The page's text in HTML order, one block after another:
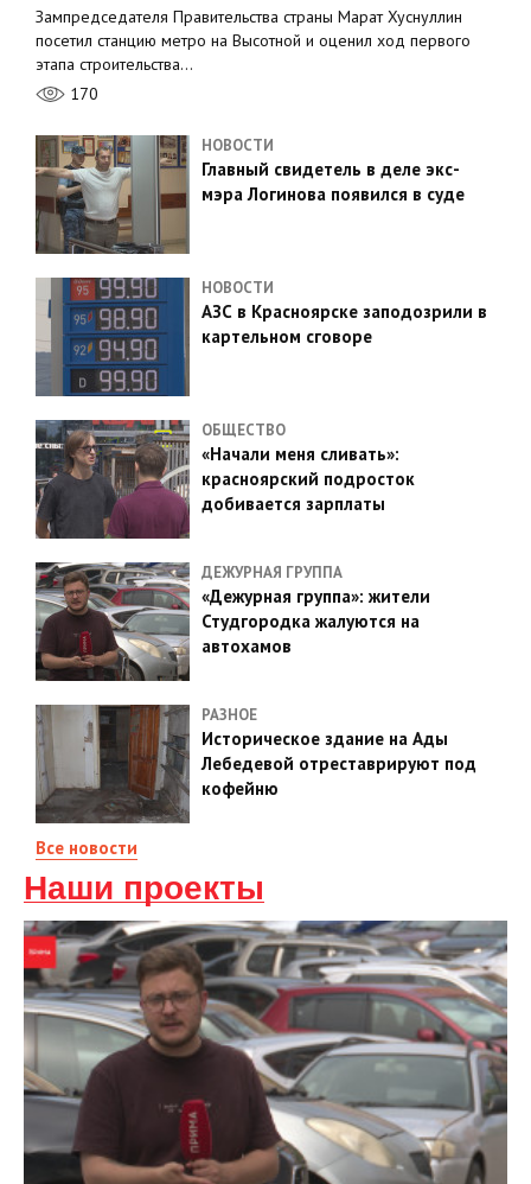
Зампредседателя Правительства страны Марат Хуснуллин
посетил станцию метро на Высотной и оценил ход первого
этапа строительства…
170
НОВОСТИ
Главный свидетель в деле экс-
мэра Логинова появился в суде
НОВОСТИ
АЗС в Красноярске заподозрили в
картельном сговоре
ОБЩЕСТВО
«Начали меня сливать»:
красноярский подросток
добивается зарплаты
ДЕЖУРНАЯ ГРУППА
«Дежурная группа»: жители
Студгородка жалуются на
автохамов
РАЗНОЕ
Историческое здание на Ады
Лебедевой отреставрируют под
кофейню
Все новости
Наши проекты